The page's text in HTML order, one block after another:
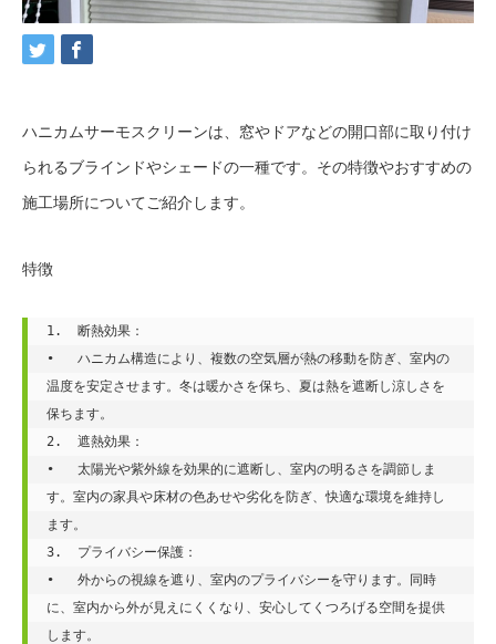
ハニカムサーモスクリーンは、窓やドアなどの開口部に取り付け
られるブラインドやシェードの一種です。その特徴やおすすめの
施工場所についてご紹介します。
特徴
1.  断熱効果：
•   ハニカム構造により、複数の空気層が熱の移動を防ぎ、室内の
温度を安定させます。冬は暖かさを保ち、夏は熱を遮断し涼しさを
保ちます。
2.  遮熱効果：
•   太陽光や紫外線を効果的に遮断し、室内の明るさを調節しま
す。室内の家具や床材の色あせや劣化を防ぎ、快適な環境を維持し
ます。
3.  プライバシー保護：
•   外からの視線を遮り、室内のプライバシーを守ります。同時
に、室内から外が見えにくくなり、安心してくつろげる空間を提供
します。